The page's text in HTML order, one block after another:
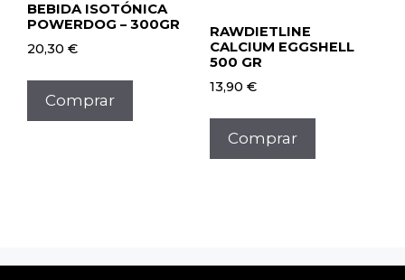
BEBIDA ISOTÓNICA
POWERDOG – 300GR
20,30 €
Comprar
RAWDIETLINE
CALCIUM EGGSHELL
500 GR
13,90 €
Comprar